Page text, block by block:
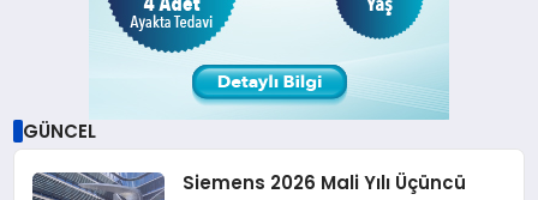
GÜNCEL
Siemens 2026 Mali Yılı Üçüncü